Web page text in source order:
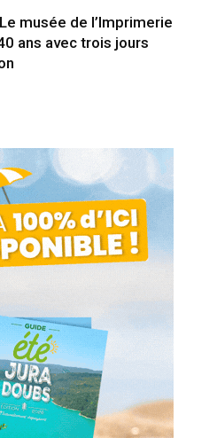
musée de l’Imprimerie
ans avec trois jours